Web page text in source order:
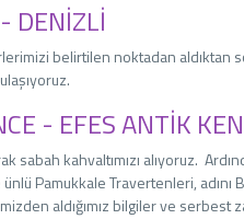
DENİZLİ
belirtilen noktadan aldıktan
- EFES ANTİK
sabah kahvaltımızı alıyoruz.
ünlü Pamukkale Travertenleri,
aldığımız bilgiler ve